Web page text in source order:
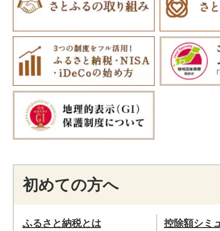
初めての方へ
ふるさと納税とは 控除額シミ